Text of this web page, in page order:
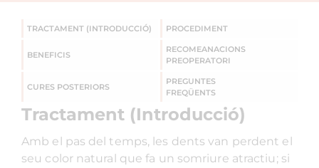
TRACTAMENT (INTRODUCCIÓ) PROCEDIMENT
BENEFICIS
RECOMEANACIONS
PREOPERATORI
CURES POSTERIORS
PREGUNTES
FREQÜENTS
Tractament (Introducció)
Amb el pas del temps, les dents van perdent el
seu color natural que fa un somriure atractiu; si